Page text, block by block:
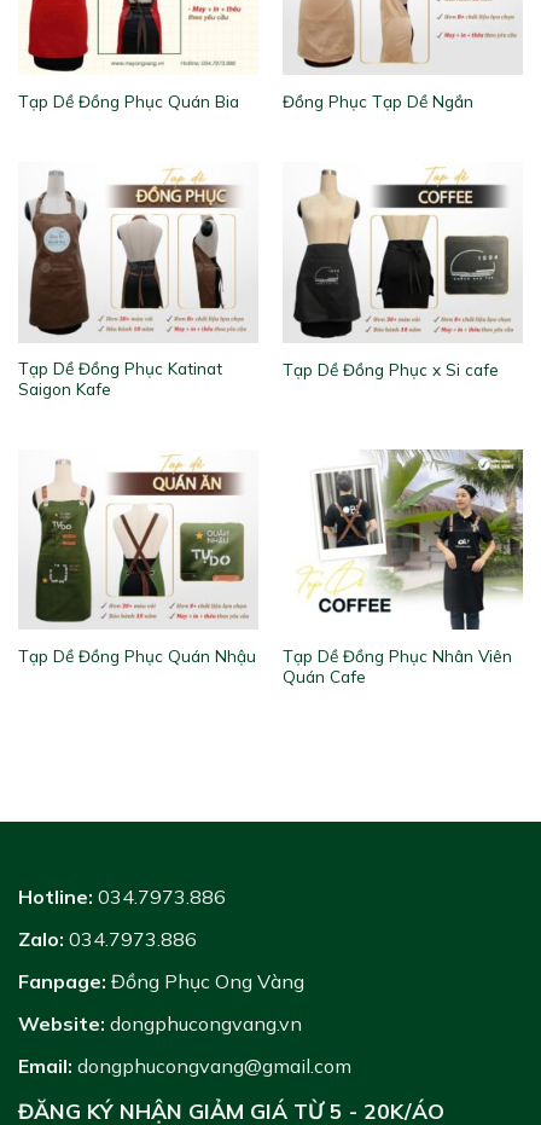
Tạp Dề Đồng Phục Quán Bia Đồng Phục Tạp Dề Ngắn
Tạp Dề Đồng Phục Katinat
Saigon Kafe
Tạp Dề Đồng Phục x Si cafe
Tạp Dề Đồng Phục Quán Nhậu
Tạp Dề Đồng Phục Nhân Viên
Quán Cafe
Hotline: 034.7973.886
Zalo: 034.7973.886
Fanpage: Đồng Phục Ong Vàng
Website: dongphucongvang.vn
Email: dongphucongvang@gmail.com
ĐĂNG KÝ NHẬN GIẢM GIÁ TỪ 5 - 20K/ÁO